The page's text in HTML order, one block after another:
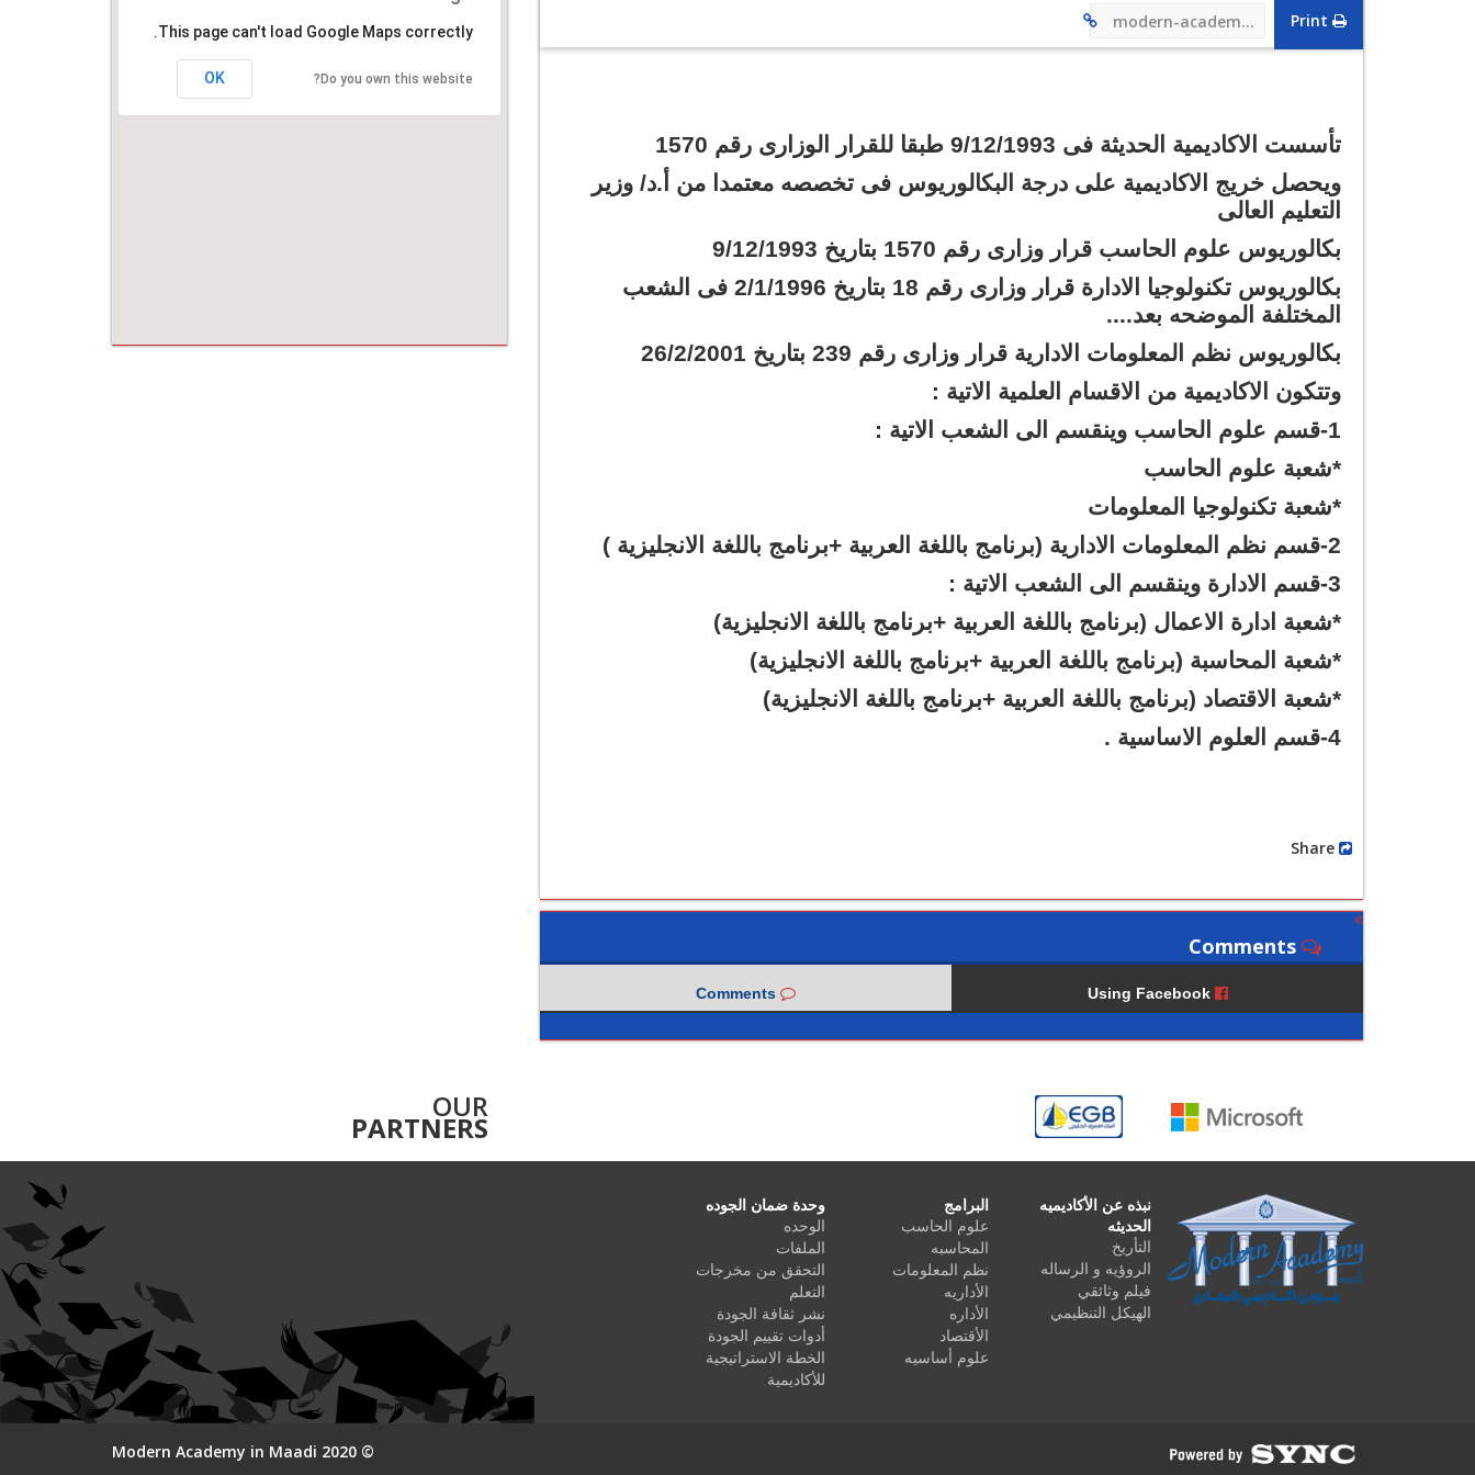
modern-academy.edu.eg/5
تأسست الاكاديمية الحديثة فى 9/12/1993 طبقا للقرار الوزارى رقم 1570
ويحصل خريج الاكاديمية على درجة البكالوريوس فى تخصصه معتمدا من أ.د/ وزير
التعليم العالى
بكالوريوس علوم الحاسب قرار وزارى رقم 1570 بتاريخ 9/12/1993
بكالوريوس تكنولوجيا الادارة قرار وزارى رقم 18 بتاريخ 2/1/1996 فى الشعب
المختلفة الموضحه بعد....
بكالوريوس نظم المعلومات الادارية قرار وزارى رقم 239 بتاريخ 26/2/2001
وتتكون الاكاديمية من الاقسام العلمية الاتية :
1-قسم علوم الحاسب وينقسم الى الشعب الاتية :
*شعبة علوم الحاسب
*شعبة تكنولوجيا المعلومات
2-قسم نظم المعلومات الادارية (برنامج باللغة العربية +برنامج باللغة الانجليزية )
3-قسم الادارة وينقسم الى الشعب الاتية :
*شعبة ادارة الاعمال (برنامج باللغة العربية +برنامج باللغة الانجليزية)
*شعبة المحاسبة (برنامج باللغة العربية +برنامج باللغة الانجليزية)
*شعبة الاقتصاد (برنامج باللغة العربية +برنامج باللغة الانجليزية)
4-قسم العلوم الاساسية .
Using Facebook
This page can't load Google Maps correctly.
Do you own this website?
OK
OUR
PARTNERS
نبذه عن الأكاديميه
الحديثه
التأريخ
الروؤيه و الرساله
فيلم وثائقي
الهيكل التنظيمي
البرامج
علوم الحاسب
المحاسبه
نظم المعلومات
الأداريه
الأداره
الأقتصاد
علوم أساسيه
وحدة ضمان الجوده
الوحده
الملفات
التحقق من مخرجات
التعلم
نشر ثقافة الجودة
أدوات تقييم الجودة
الخطة الاستراتيجية
للأكاديمية
© 2020 Modern Academy in Maadi